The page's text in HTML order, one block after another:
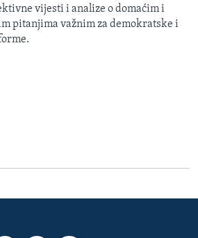
vijesti i analize o domaćim i
pitanjima važnim za demokratske i